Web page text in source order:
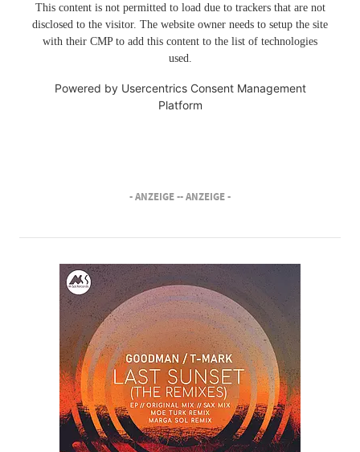
This content is not permitted to load due to trackers that are not
disclosed to the visitor. The website owner needs to setup the site
with their CMP to add this content to the list of technologies
used.
Powered by Usercentrics Consent Management
Platform
- ANZEIGE -- ANZEIGE -